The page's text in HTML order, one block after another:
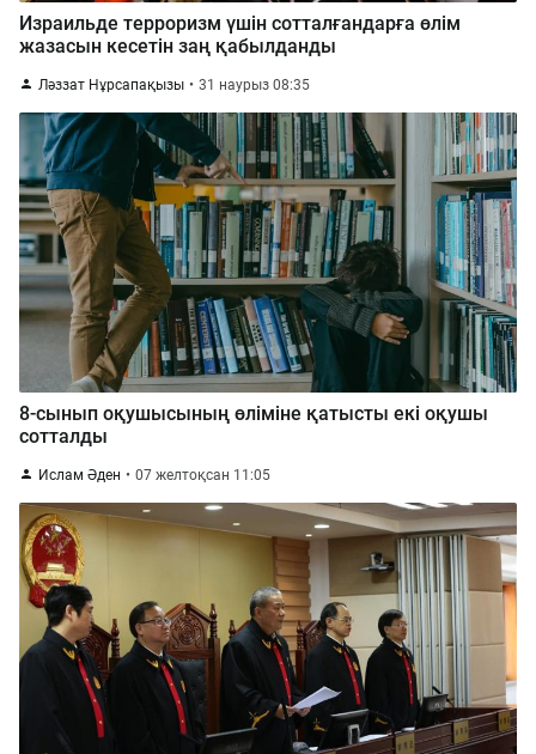
Израильде терроризм үшін сотталғандарға өлім
жазасын кесетін заң қабылданды
Ләззат Нұрсапақызы 31 наурыз 08:35
8-сынып оқушысының өліміне қатысты екі оқушы
сотталды
Ислам Әден 07 желтоқсан 11:05